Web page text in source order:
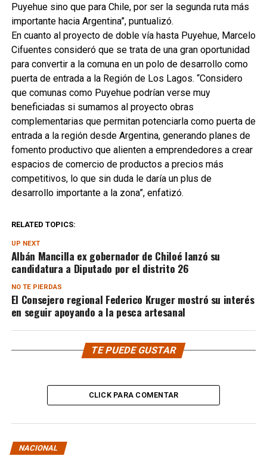
Puyehue sino que para Chile, por ser la segunda ruta más
importante hacia Argentina”, puntualizó.
En cuanto al proyecto de doble vía hasta Puyehue, Marcelo
Cifuentes consideró que se trata de una gran oportunidad
para convertir a la comuna en un polo de desarrollo como
puerta de entrada a la Región de Los Lagos. “Considero
que comunas como Puyehue podrían verse muy
beneficiadas si sumamos al proyecto obras
complementarias que permitan potenciarla como puerta de
entrada a la región desde Argentina, generando planes de
fomento productivo que alienten a emprendedores a crear
espacios de comercio de productos a precios más
competitivos, lo que sin duda le daría un plus de
desarrollo importante a la zona”, enfatizó.
RELATED TOPICS:
UP NEXT
Albán Mancilla ex gobernador de Chiloé lanzó su
candidatura a Diputado por el distrito 26
NO TE PIERDAS
El Consejero regional Federico Kruger mostró su interés
en seguir apoyando a la pesca artesanal
TE PUEDE GUSTAR
CLICK PARA COMENTAR
NACIONAL